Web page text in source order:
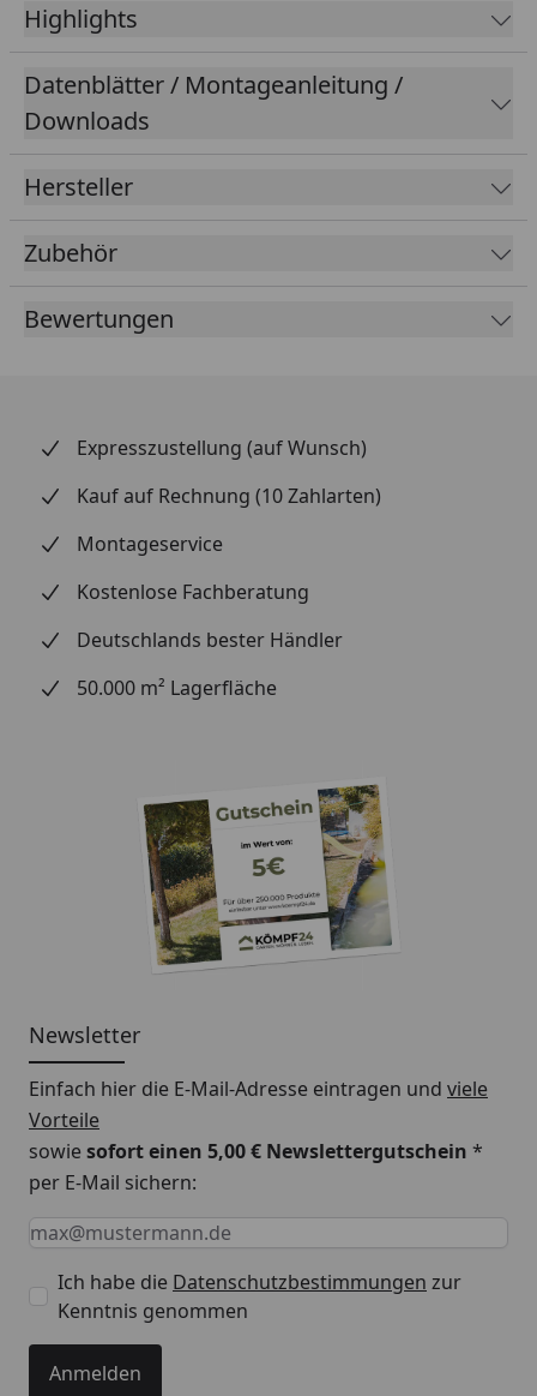
Ob klassisch weiß, natürliche Holz-Optik oder bunt
bemalt – richtig kombiniert, sorgen sie für
spannende Akzente.
Oberfläche:
Dekor:
Erscheinungsbild:
Grundfarbe:
Verlegung:
Montage mit Befestigungsklipp /
Schrauben oder Nageln / Kleben
mit silikonfreien Montagekleber
Profilart:
eckig
Abmessung:
Gesamtstärke:
Deckmaß:
Highlights
Datenblätter / Montageanleitung /
Downloads
Hersteller
Zubehör
Bewertungen
Expresszustellung (auf Wunsch)
Kauf auf Rechnung (10 Zahlarten)
Montageservice
Kostenlose Fachberatung
Deutschlands bester Händler
50.000 m² Lagerfläche
Newsletter
Einfach hier die E-Mail-Adresse eintragen und viele
Vorteile
sowiesofort einen 5,00 € Newslettergutschein *
per E-Mail sichern:
Keine Eingabe erforderlich
Eingabe erforderlich
E-Mail *
Ich habe die Datenschutzbestimmungen zur
Kenntnis genommen
Anmelden